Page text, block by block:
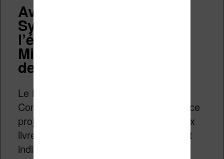
Avec le soutien du
Syndicat national de
l’édition (SNE) et du
Ministère de la Culture et
de le Communication
Le Ministère de la Culture et de le
Communication et le SNE soutiennent ce
projet qui doit faire revivre de nombreux
livres papiers qui sont devenus rares et
indisponibles.